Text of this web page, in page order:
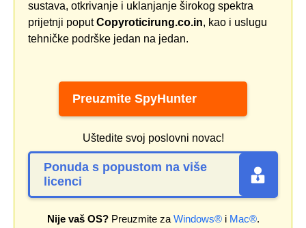
sustava, otkrivanje i uklanjanje širokog spektra
prijetnji poputCopyroticirung.co.in, kao i uslugu
tehničke podrške jedan na jedan.
Preuzmite SpyHunter
Uštedite svoj poslovni novac!
Ponuda s popustom na više
licenci
Nije vaš OS?Preuzmite zaWindows®i Mac®.